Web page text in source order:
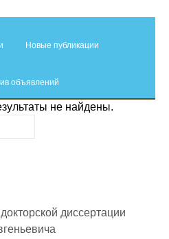
коррупции
Новые публикации
объявлений
не найдены.
диссертации